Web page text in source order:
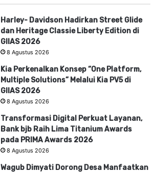
Harley- Davidson Hadirkan Street Glide
dan Heritage Classie Liberty Edition di
GIIAS 2026
8 Agustus 2026
Kia Perkenalkan Konsep “One Platform,
Multiple Solutions” Melalui Kia PV5 di
GIIAS 2026
8 Agustus 2026
Transformasi Digital Perkuat Layanan,
Bank bjb Raih Lima Titanium Awards
pada PRIMA Awards 2026
8 Agustus 2026
Wagub Dimyati Dorong Desa Manfaatkan